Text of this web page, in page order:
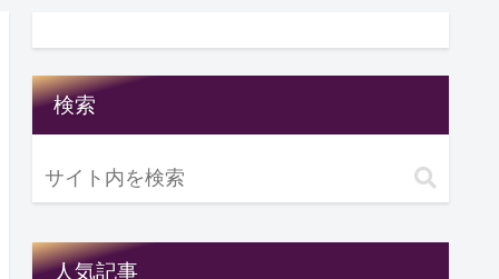
検索
人気記事